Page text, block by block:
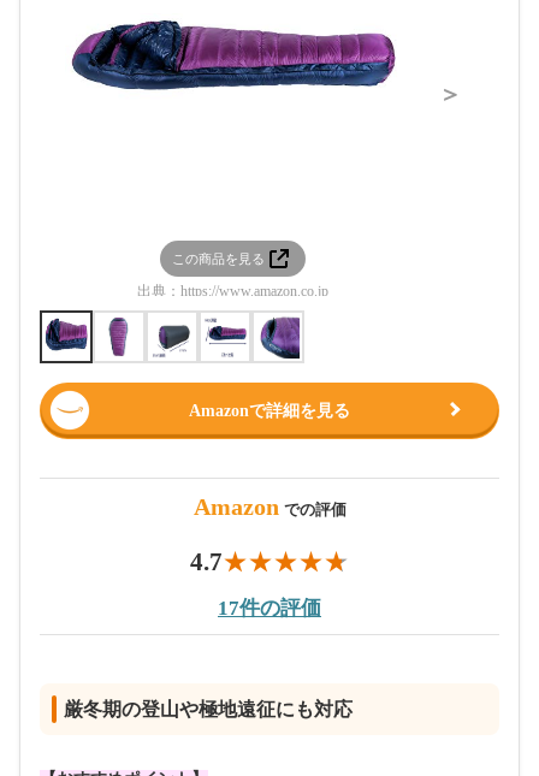
この商品を見る
出典： https://www.amazon.co.jp
＞
Amazonで詳細を見る
Amazon での評価
4.7
17件の評価
厳冬期の登山や極地遠征にも対応